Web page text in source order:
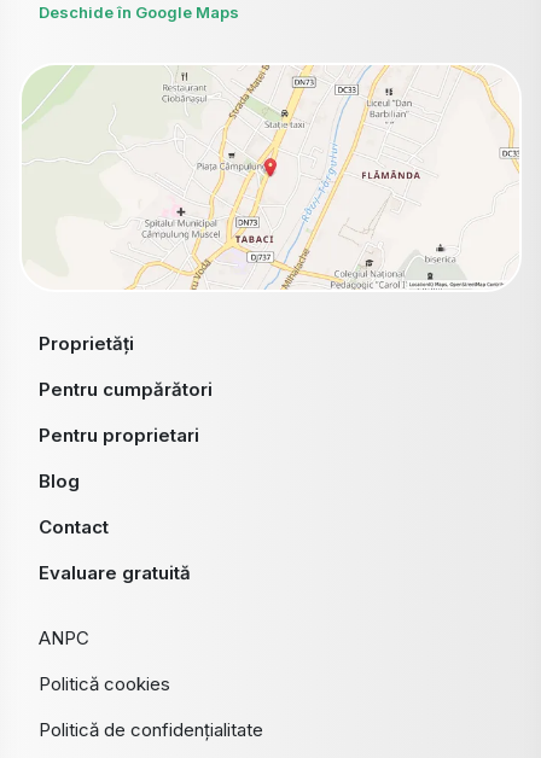
Deschide în Google Maps
Proprietăți
Pentru cumpărători
Pentru proprietari
Blog
Contact
Evaluare gratuită
ANPC
Politică cookies
Politică de confidențialitate